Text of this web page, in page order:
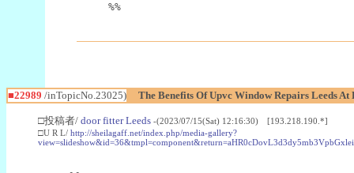
%%
■22989 /inTopicNo.23025) The Benefits Of Upvc Window Repairs Leeds
□投稿者/ door fitter Leeds -(2023/07/15(Sat) 12:16:30) [193.218.190.*]
□U R L/ http://sheilagaff.net/index.php/media-gallery?